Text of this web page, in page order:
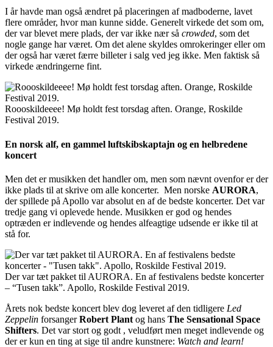
I år havde man også ændret på placeringen af madboderne, lavet
flere områder, hvor man kunne sidde. Generelt virkede det som om,
der var blevet mere plads, der var ikke nær så crowded, som det
nogle gange har været. Om det alene skyldes omrokeringer eller om
der også har været færre billeter i salg ved jeg ikke. Men faktisk så
virkede ændringerne fint.
Roooskildeeee! Mø holdt fest torsdag aften. Orange, Roskilde
Festival 2019.
En norsk alf, en gammel luftskibskaptajn og en helbredene
koncert
Men det er musikken det handler om, men som nævnt ovenfor er der
ikke plads til at skrive om alle koncerter. Men norske AURORA,
der spillede på Apollo var absolut en af de bedste koncerter. Det var
tredje gang vi oplevede hende. Musikken er god og hendes
optræden er indlevende og hendes alfeagtige udsende er ikke til at
stå for.
Der var tæt pakket til AURORA. En af festivalens bedste koncerter
– “Tusen takk”. Apollo, Roskilde Festival 2019.
Årets nok bedste koncert blev dog leveret af den tidligere Led
Zeppelin forsangerRobert Plant og hans The Sensational Space
Shifters. Det var stort og godt , veludført men meget indlevende og
der er kun en ting at sige til andre kunstnere: Watch and learn!